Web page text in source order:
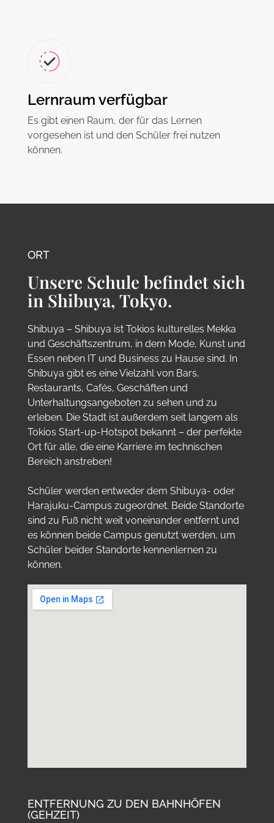
Lernraum verfügbar
Es gibt einen Raum, der für das Lernen
vorgesehen ist und den Schüler frei nutzen
können.
ORT
Unsere Schule befindet sich
in Shibuya, Tokyo.
Shibuya – Shibuya ist Tokios kulturelles Mekka
und Geschäftszentrum, in dem Mode, Kunst und
Essen neben IT und Business zu Hause sind. In
Shibuya gibt es eine Vielzahl von Bars,
Restaurants, Cafés, Geschäften und
Unterhaltungsangeboten zu sehen und zu
erleben. Die Stadt ist außerdem seit langem als
Tokios Start-up-Hotspot bekannt – der perfekte
Ort für alle, die eine Karriere im technischen
Bereich anstreben!
Schüler werden entweder dem Shibuya- oder
Harajuku-Campus zugeordnet. Beide Standorte
sind zu Fuß nicht weit voneinander entfernt und
es können beide Campus genutzt werden, um
Schüler beider Standorte kennenlernen zu
können.
ENTFERNUNG ZU DEN BAHNHÖFEN
(GEHZEIT)